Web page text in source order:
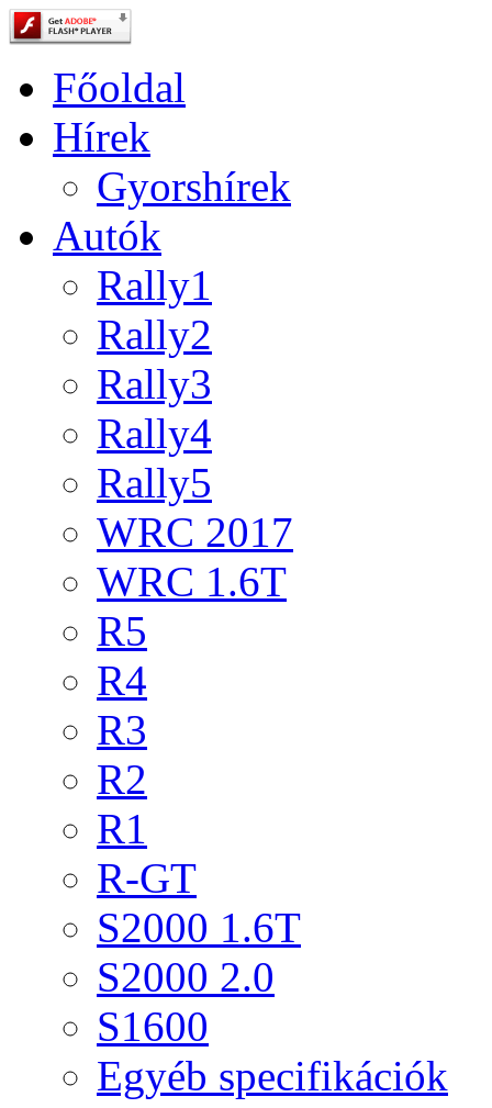
Főoldal
Hírek
Gyorshírek
Autók
Rally1
Rally2
Rally3
Rally4
Rally5
WRC 2017
WRC 1.6T
R5
R4
R3
R2
R1
R-GT
S2000 1.6T
S2000 2.0
S1600
Egyéb specifikációk